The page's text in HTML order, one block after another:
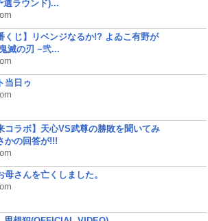
選ラウンド)...
くじ】リベンジなるか!? よゐこ有野が
滅の刃 ~弐...
当日ゥ
コラボ】天心VS武尊の勝敗を聞いてみ
かの回答が!!!
母さんを亡くしました。